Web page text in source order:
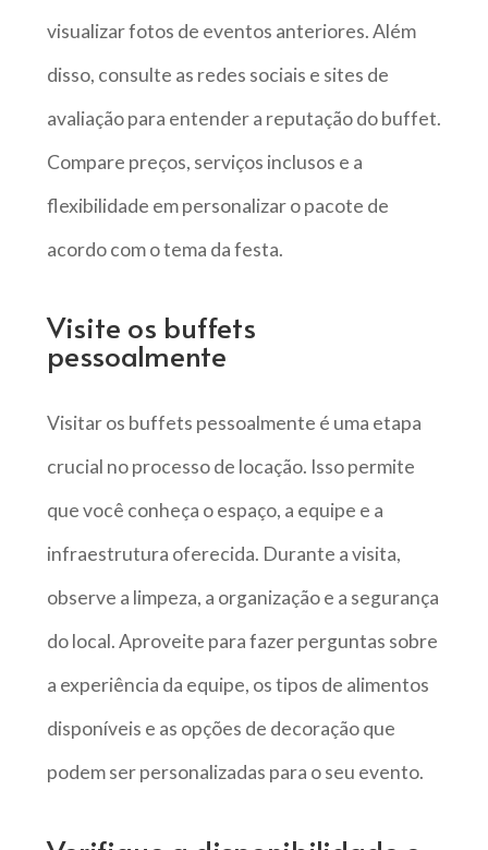
visualizar fotos de eventos anteriores. Além
disso, consulte as redes sociais e sites de
avaliação para entender a reputação do buffet.
Compare preços, serviços inclusos e a
flexibilidade em personalizar o pacote de
acordo com o tema da festa.
Visite os buffets
pessoalmente
Visitar os buffets pessoalmente é uma etapa
crucial no processo de locação. Isso permite
que você conheça o espaço, a equipe e a
infraestrutura oferecida. Durante a visita,
observe a limpeza, a organização e a segurança
do local. Aproveite para fazer perguntas sobre
a experiência da equipe, os tipos de alimentos
disponíveis e as opções de decoração que
podem ser personalizadas para o seu evento.